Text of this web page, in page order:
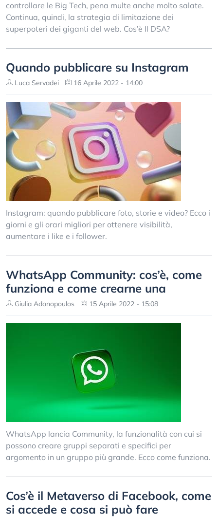
controllare le Big Tech, pena multe anche molto salate.
Continua, quindi, la strategia di limitazione dei
superpoteri dei giganti del web. Cos’è Il DSA?
Quando pubblicare su Instagram
Luca Servadei 16 Aprile 2022 - 14:00
Instagram: quando pubblicare foto, storie e video? Ecco i
giorni e gli orari migliori per ottenere visibilità,
aumentare i like e i follower.
WhatsApp Community: cos’è, come
funziona e come crearne una
Giulia Adonopoulos 15 Aprile 2022 - 15:08
WhatsApp lancia Community, la funzionalità con cui si
possono creare gruppi separati e specifici per
argomento in un gruppo più grande. Ecco come funziona.
Cos’è il Metaverso di Facebook, come
si accede e cosa si può fare